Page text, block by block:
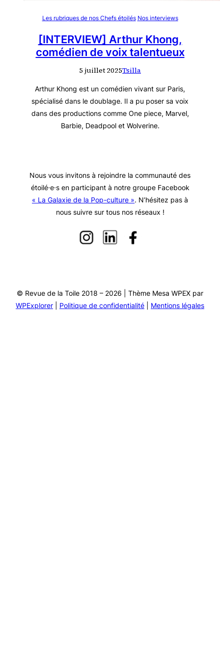
Les rubriques de nos Chefs étoilés Nos interviews
[INTERVIEW] Arthur Khong,
comédien de voix talentueux
5 juillet 2025Tsilla
Arthur Khong est un comédien vivant sur Paris,
spécialisé dans le doublage. Il a pu poser sa voix
dans des productions comme One piece, Marvel,
Barbie, Deadpool et Wolverine.
Nous vous invitons à rejoindre la communauté des
étoilé·e·s en participant à notre groupe Facebook
« La Galaxie de la Pop-culture ». N’hésitez pas à
nous suivre sur tous nos réseaux !
© Revue de la Toile 2018 – 2026 | Thème Mesa WPEX par
WPExplorer
Politique de confidentialité Mentions légales